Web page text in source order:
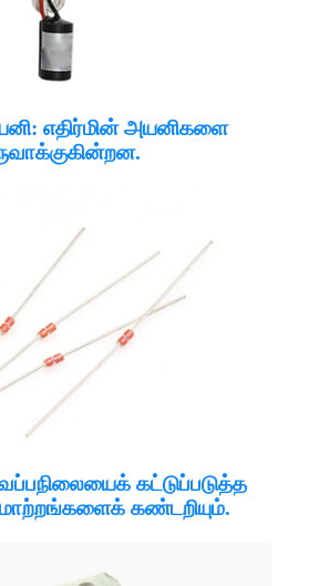
எதிர்மின் அயனிகளை
கட்டுப்படுத்த
கண்டறியும்.